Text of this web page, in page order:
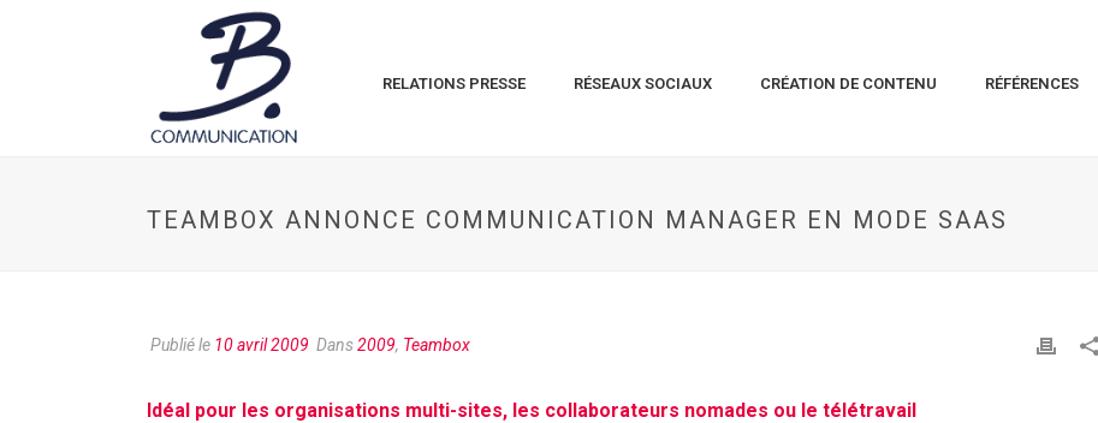
RELATIONS PRESSE RÉSEAUX SOCIAUX CRÉATION DE CONTENU RÉFÉRENCES
TEAMBOX ANNONCE COMMUNICATION MANAGER EN MODE SAAS
Publié le 10 avril 2009 Dans2009, Teambox
Idéal pour les organisations multi-sites, les collaborateurs nomades ou le télétravail